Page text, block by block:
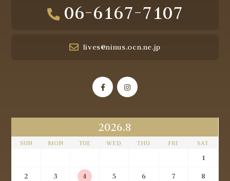
06-6167-7107
lives@ninus.ocn.ne.jp
2026.8
SUN MON TUE WED THU FRI SAT
1
2
3 4 5 6 7
8